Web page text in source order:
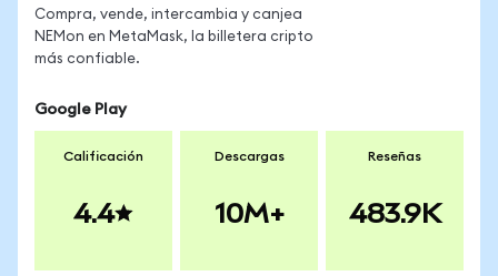
Compra, vende, intercambia y canjea
NEMon en MetaMask, la billetera cripto
más confiable.
Google Play
Calificación
4.4
Descargas
10M+
Reseñas
483.9K